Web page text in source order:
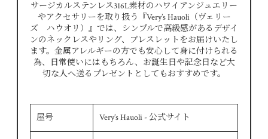
サージカルステンレス316L素材のハワイアンジュエリー
やアクセサリーを取り扱う『Very’s Hauoli（ヴェリー
ズ ハウオリ）』では、シンプルで高級感があるデザイ
ンのネックレスやリング、ブレスレットをお届けいたし
ます。金属アレルギーの方でも安心して身に付けられる
為、日常使いにはもちろん、お誕生日や記念日など大
切な人へ送るプレゼントとしてもおすすめです。
屋号 Very’s Hauoli - 公式サイト